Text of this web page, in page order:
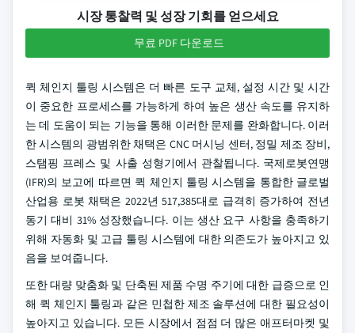
시장 통찰력 및 성장 기회를 얻으세요
무료 PDF 다운로드
퀵 체인지 툴링 시스템은 더 빠른 도구 교체, 설정 시간 및 시간
이 중요한 프로세스를 가능하게 하여 높은 생산 속도를 유지하
는 데 도움이 되는 기능을 통해 이러한 문제를 완화합니다. 이러
한 시스템의 광범위한 채택은 CNC 머시닝 센터, 정밀 제조 장비,
스탬핑 프레스 및 사출 성형기에서 관찰됩니다. 국제로봇연맹
(IFR)의 보고에 따르면 퀵 체인지 툴링 시스템을 통합한 글로벌
산업용 로봇 채택은 2022년 517,385대로 급격히 증가하여 전년
동기 대비 31% 성장했습니다. 이는 생산 요구 사항을 충족하기
위해 자동화 및 고급 툴링 시스템에 대한 의존도가 높아지고 있
음을 보여줍니다.
또한 대량 맞춤화 및 단축된 제품 수명 주기에 대한 급증으로 인
해 퀵 체인지 툴링과 같은 민첩한 제조 솔루션에 대한 필요성이
높아지고 있습니다. 모든 시장에서 점점 더 많은 애프터마켓 및